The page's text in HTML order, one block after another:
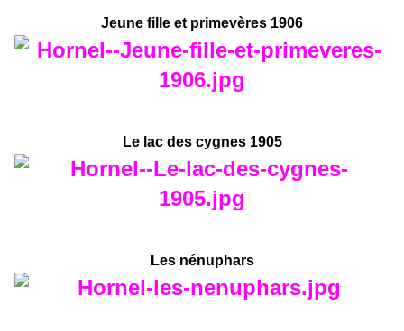
Jeune fille et primevères 1906
Le lac des cygnes 1905
Les nénuphars